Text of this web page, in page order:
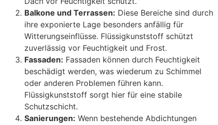
Balkone und Terrassen: Diese Bereiche sind durch
ihre exponierte Lage besonders anfällig für
Witterungseinflüsse. Flüssigkunststoff schützt
zuverlässig vor Feuchtigkeit und Frost.
Fassaden: Fassaden können durch Feuchtigkeit
beschädigt werden, was wiederum zu Schimmel
oder anderen Problemen führen kann.
Flüssigkunststoff sorgt hier für eine stabile
Schutzschicht.
Sanierungen: Wenn bestehende Abdichtungen